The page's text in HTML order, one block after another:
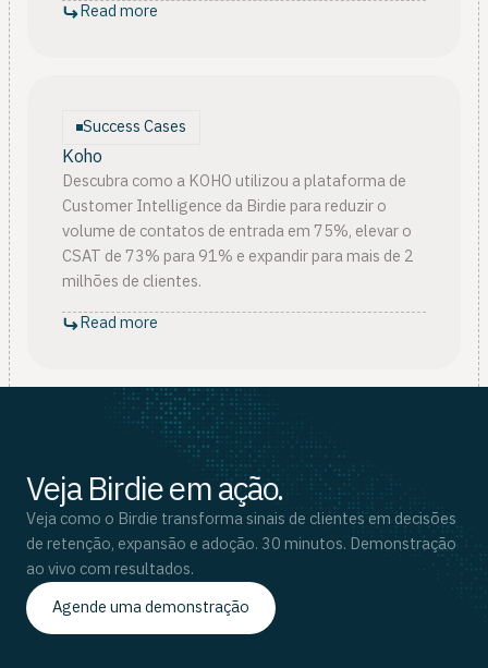
Read more
Success Cases
Koho
Descubra como a KOHO utilizou a plataforma de
Customer Intelligence da Birdie para reduzir o
volume de contatos de entrada em 75%, elevar o
CSAT de 73% para 91% e expandir para mais de 2
milhões de clientes.
Read more
Veja Birdie em ação.
Veja como o Birdie transforma sinais de clientes em decisões
de retenção, expansão e adoção. 30 minutos. Demonstração
ao vivo com resultados.
Agende uma demonstração